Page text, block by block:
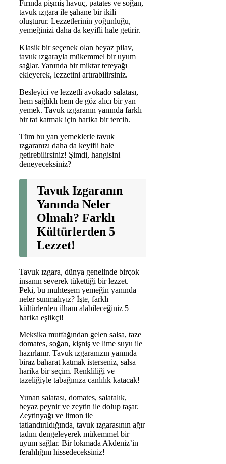
Fırında pişmiş havuç, patates ve soğan,
tavuk ızgara ile şahane bir ikili
oluşturur. Lezzetlerinin yoğunluğu,
yemeğinizi daha da keyifli hale getirir.
Klasik bir seçenek olan beyaz pilav,
tavuk ızgarayla mükemmel bir uyum
sağlar. Yanında bir miktar tereyağı
ekleyerek, lezzetini artırabilirsiniz.
Besleyici ve lezzetli avokado salatası,
hem sağlıklı hem de göz alıcı bir yan
yemek. Tavuk ızgaranın yanında farklı
bir tat katmak için harika bir tercih.
Tüm bu yan yemeklerle tavuk
ızgaranızı daha da keyifli hale
getirebilirsiniz! Şimdi, hangisini
deneyeceksiniz?
Tavuk Izgaranın
Yanında Neler
Olmalı? Farklı
Kültürlerden 5
Lezzet!
Tavuk ızgara, dünya genelinde birçok
insanın severek tükettiği bir lezzet.
Peki, bu muhteşem yemeğin yanında
neler sunmalıyız? İşte, farklı
kültürlerden ilham alabileceğiniz 5
harika eşlikçi!
Meksika mutfağından gelen salsa, taze
domates, soğan, kişniş ve lime suyu ile
hazırlanır. Tavuk ızgaranızın yanında
biraz baharat katmak isterseniz, salsa
harika bir seçim. Renkliliği ve
tazeliğiyle tabağınıza canlılık katacak!
Yunan salatası, domates, salatalık,
beyaz peynir ve zeytin ile dolup taşar.
Zeytinyağı ve limon ile
tatlandırıldığında, tavuk ızgarasının ağır
tadını dengeleyerek mükemmel bir
uyum sağlar. Bir lokmada Akdeniz’in
ferahlığını hissedeceksiniz!